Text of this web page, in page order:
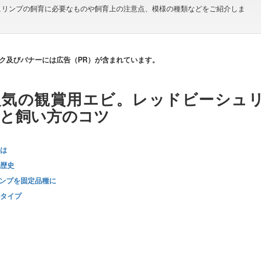
ンプの飼育に必要なものや飼育上の注意点、模様の種類などをご紹介しま
及びバナーには広告（PR）が含まれています。
気の観賞用エビ。レッドビーシュリ
飼い方のコツ
史
プを固定品種に
イプ